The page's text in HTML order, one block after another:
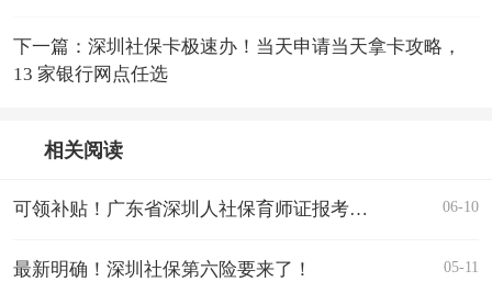
下一篇：深圳社保卡极速办！当天申请当天拿卡攻略，
13 家银行网点任选
相关阅读
可领补贴！广东省深圳人社保育师证报考最新报考指南 06-10
最新明确！深圳社保第六险要来了！ 05-11